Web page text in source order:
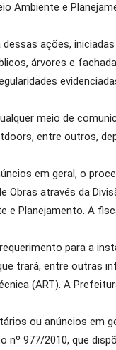
Ambiente e
ações,
árvores e
meio de
entre outros,
em geral, o
Obras através da
e Planejamento. A
para a
trará, entre outras
(ART). A
ou anúncios em
nº 977/2010, que